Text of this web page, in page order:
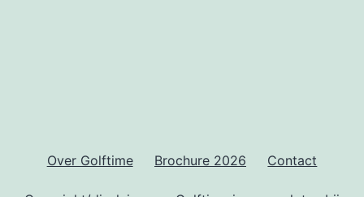
Over Golftime Brochure 2026 Contact